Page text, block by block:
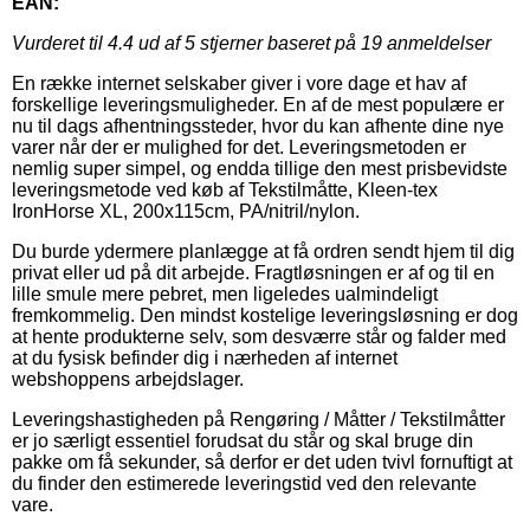
Vurderet til 4.4 ud af 5 stjerner baseret på 19 anmeldelser
En række internet selskaber giver i vore dage et hav af
forskellige leveringsmuligheder. En af de mest populære er
nu til dags afhentningssteder, hvor du kan afhente dine nye
varer når der er mulighed for det. Leveringsmetoden er
nemlig super simpel, og endda tillige den mest prisbevidste
leveringsmetode ved køb af Tekstilmåtte, Kleen-tex
IronHorse XL, 200x115cm, PA/nitril/nylon.
Du burde ydermere planlægge at få ordren sendt hjem til dig
privat eller ud på dit arbejde. Fragtløsningen er af og til en
lille smule mere pebret, men ligeledes ualmindeligt
fremkommelig. Den mindst kostelige leveringsløsning er dog
at hente produkterne selv, som desværre står og falder med
at du fysisk befinder dig i nærheden af internet
webshoppens arbejdslager.
Leveringshastigheden på Rengøring / Måtter / Tekstilmåtter
er jo særligt essentiel forudsat du står og skal bruge din
pakke om få sekunder, så derfor er det uden tvivl fornuftigt at
du finder den estimerede leveringstid ved den relevante
vare.